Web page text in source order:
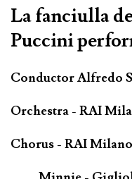
La fanciulla
Puccini
Conductor Alfredo
Orchestra - RAI
Chorus - RAI Milano